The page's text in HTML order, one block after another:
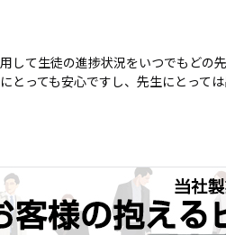
して生徒の進捗状況をいつでもどの
とっても安心ですし、先生にとって